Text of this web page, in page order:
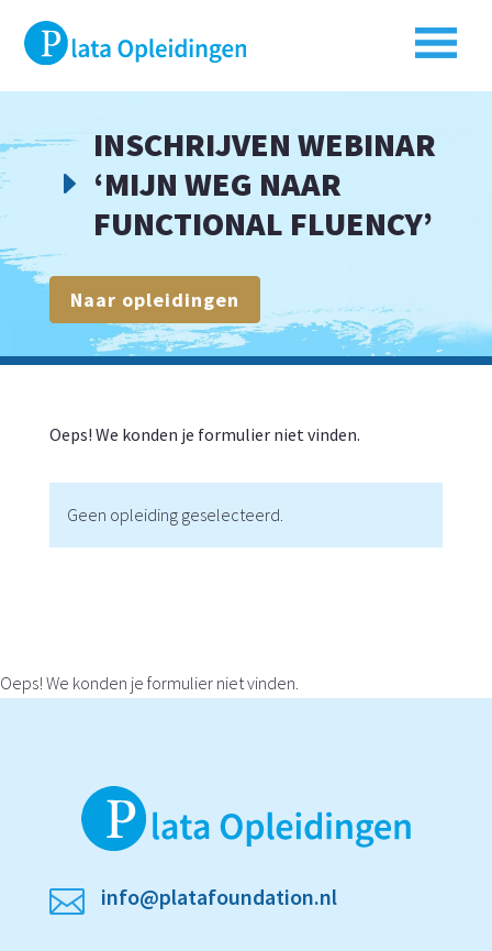
E
INSCHRIJVEN WEBINAR
‘MIJN WEG NAAR
FUNCTIONAL FLUENCY’
Naar opleidingen
Oeps! We konden je formulier niet vinden.
Geen opleiding geselecteerd.
Oeps! We konden je formulier niet vinden.
 info@platafoundation.nl